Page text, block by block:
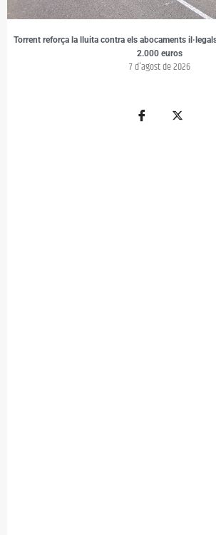
Torrent reforça la lluita contra els abocaments
2.000 euros
7 d'agost de 2026